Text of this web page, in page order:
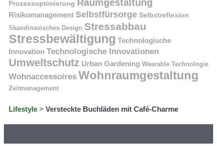
Prozessoptimierung Raumgestaltung
Risikomanagement Selbstfürsorge Selbstreflexion
Skandinavisches Design Stressabbau
Stressbewältigung Technologische
Innovation Technologische Innovationen
Umweltschutz Urban Gardening Wearable Technologie
Wohnaccessoires Wohnraumgestaltung
Zeitmanagement
Lifestyle > Versteckte Buchläden mit Café-Charme